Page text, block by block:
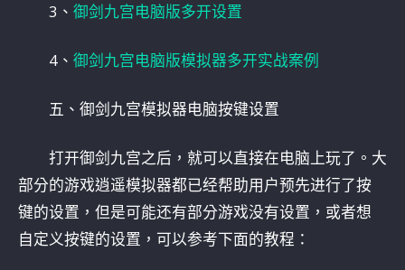
3、 御剑九宫电脑版多开设置
4、 御剑九宫电脑版模拟器多开实战案例
五、御剑九宫模拟器电脑按键设置
打开御剑九宫之后，就可以直接在电脑上玩了。大
部分的游戏逍遥模拟器都已经帮助用户预先进行了按
键的设置，但是可能还有部分游戏没有设置，或者想
自定义按键的设置，可以参考下面的教程：